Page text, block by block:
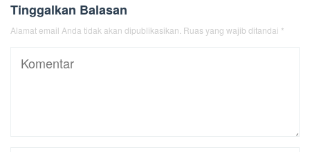
Tinggalkan Balasan
Alamat email Anda tidak akan dipublikasikan. Ruas yang wajib ditandai *